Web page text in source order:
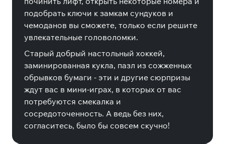
подобрать ключи к замкам сундуков и
чемоданов вы сможете, только если решите
увлекательные головоломки.
Старый добрый настольный хоккей,
заминированная кукла, пазл из сожженных
обрывков бумаги - эти и другие сюрпризы
ждут вас в мини-играх, в которых от вас
потребуются смекалка и
сосредоточенность. А ведь без них,
согласитесь, было бы совсем скучно!